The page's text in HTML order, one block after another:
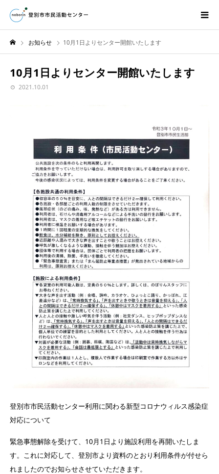
お知らせ 10月1日よりセンター開館いたします
10月1日よりセンター開館いたします
2021.10.01
登別市市民活動センター利用に関わる新型コロナウィルス感染症
対応について
緊急事態解除を受けて、10月1日より施設利用を再開いたしま
す。これに対応して、登別市より資料のとおり利用条件が付せら
れましたのでお知らせさせていただきます。